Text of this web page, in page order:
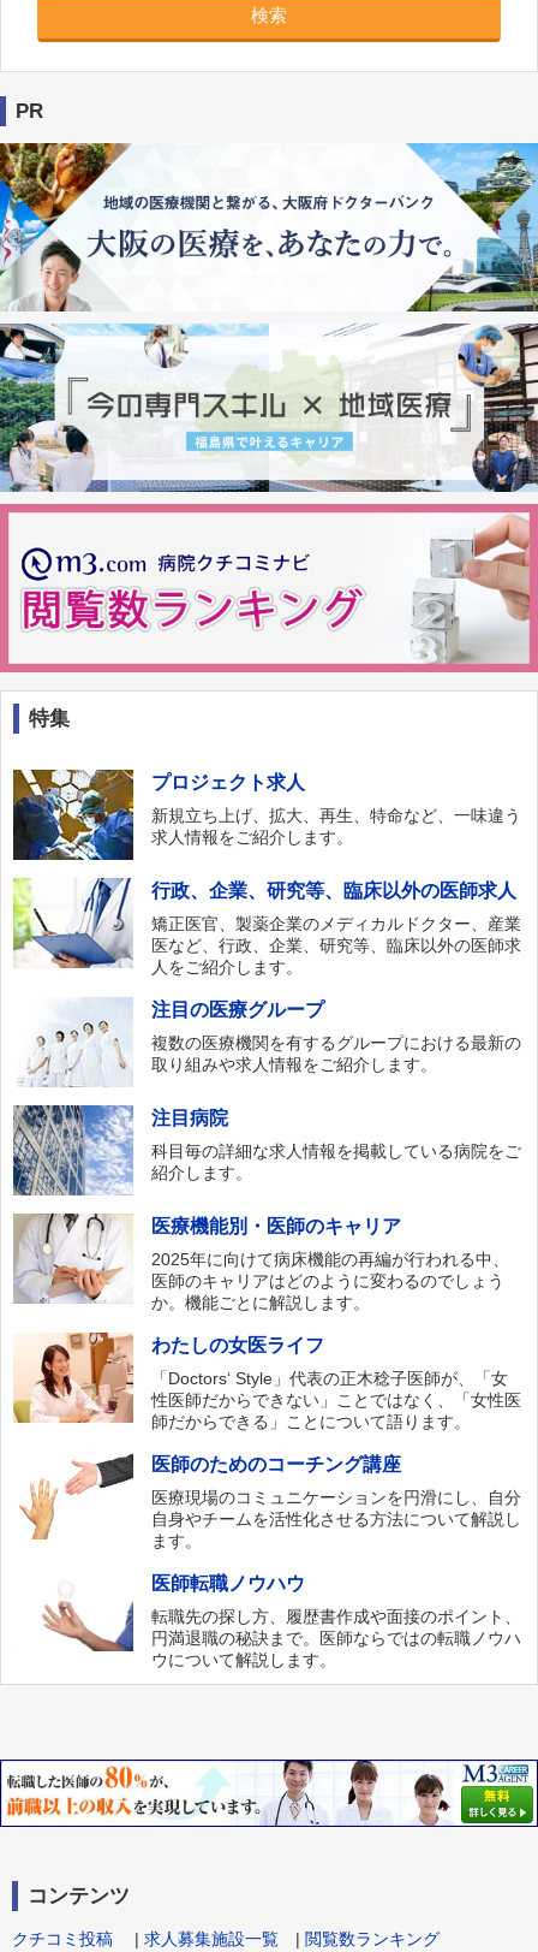
検索
PR
特集
プロジェクト求人
新規立ち上げ、拡大、再生、特命など、一味違う
求人情報をご紹介します。
行政、企業、研究等、臨床以外の医師求人
矯正医官、製薬企業のメディカルドクター、産業
医など、行政、企業、研究等、臨床以外の医師求
人をご紹介します。
注目の医療グループ
複数の医療機関を有するグループにおける最新の
取り組みや求人情報をご紹介します。
注目病院
科目毎の詳細な求人情報を掲載している病院をご
紹介します。
医療機能別・医師のキャリア
2025年に向けて病床機能の再編が行われる中、
医師のキャリアはどのように変わるのでしょう
か。機能ごとに解説します。
わたしの女医ライフ
「Doctors‘ Style」代表の正木稔子医師が、「女
性医師だからできない」ことではなく、「女性医
師だからできる」ことについて語ります。
医師のためのコーチング講座
医療現場のコミュニケーションを円滑にし、自分
自身やチームを活性化させる方法について解説し
ます。
医師転職ノウハウ
転職先の探し方、履歴書作成や面接のポイント、
円満退職の秘訣まで。医師ならではの転職ノウハ
ウについて解説します。
コンテンツ
クチコミ投稿 | 求人募集施設一覧 | 閲覧数ランキング